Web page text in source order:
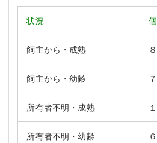
川口事務所（埼玉県川口市）
お問い合せフォーム
状況
飼主から・成熟
飼主から・幼齢
所有者不明・成熟
所有者不明・幼齢